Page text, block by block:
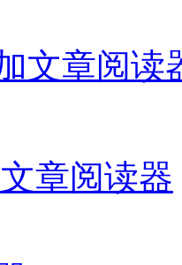
文章阅读
章阅读器